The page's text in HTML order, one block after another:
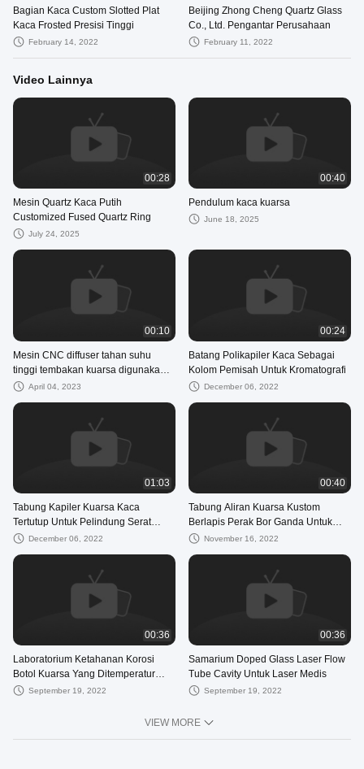
Bagian Kaca Custom Slotted Plat
Kaca Frosted Presisi Tinggi
February 14, 2022
Beijing Zhong Cheng Quartz Glass
Co., Ltd. Pengantar Perusahaan
February 11, 2022
Video Lainnya
00:28
Mesin Quartz Kaca Putih
Customized Fused Quartz Ring
July 24, 2025
00:40
Pendulum kaca kuarsa
June 18, 2025
00:10
Mesin CNC diffuser tahan suhu
tinggi tembakan kuarsa digunakan
untuk sputtering coater
April 04, 2023
00:24
Batang Polikapiler Kaca Sebagai
Kolom Pemisah Untuk Kromatografi
December 06, 2022
01:03
Tabung Kapiler Kuarsa Kaca
Tertutup Untuk Pelindung Serat
LampuDecember 06, 2022
00:40
Tabung Aliran Kuarsa Kustom
Berlapis Perak Bor Ganda Untuk
Peralatan Laser
November 16, 2022
00:36
Laboratorium Ketahanan Korosi
Botol Kuarsa Yang Ditemperatur
TinggiSeptember 19, 2022
00:36
Samarium Doped Glass Laser Flow
Tube Cavity Untuk Laser Medis
September 19, 2022
VIEW MORE